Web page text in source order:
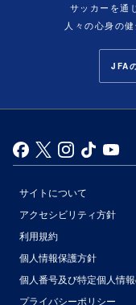
サッカーを通
人々の心身の
JFA
サイトについて
アクセシビリティ方針
利用規約
個人情報保護方針
個人番号及び特定個人情
プライバシーポリシー